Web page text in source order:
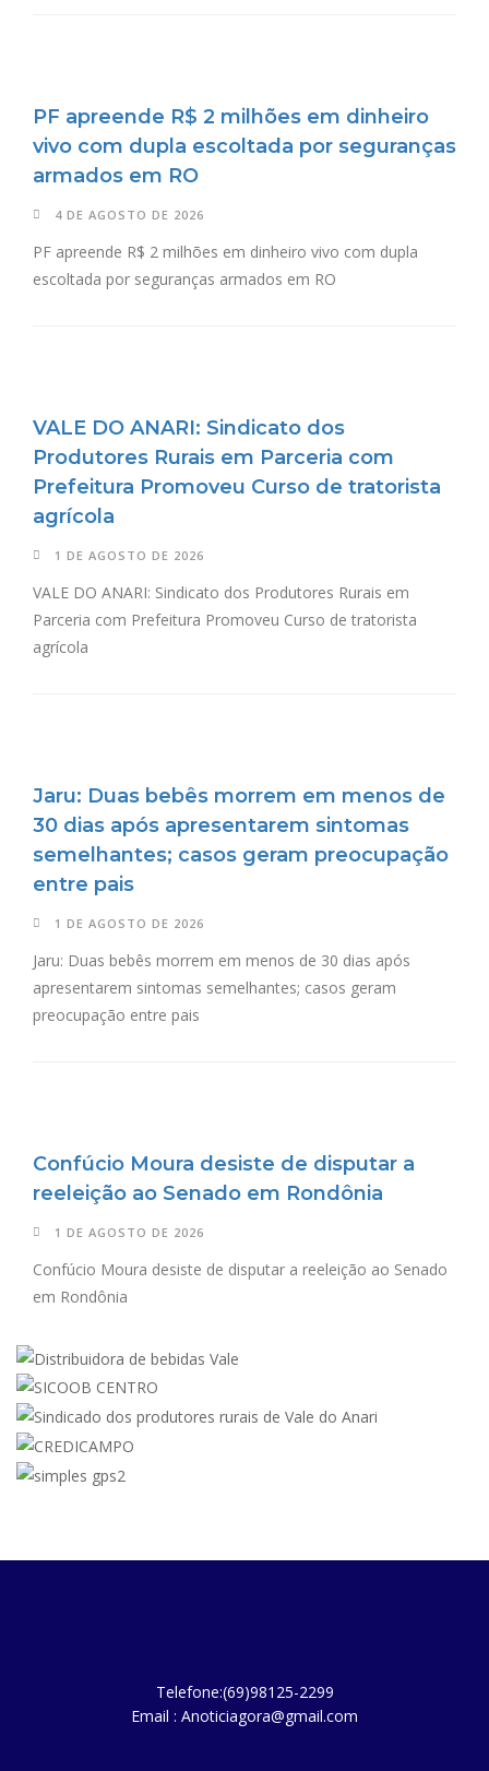
PF apreende R$ 2 milhões em dinheiro
vivo com dupla escoltada por seguranças
armados em RO
4 DE AGOSTO DE 2026
PF apreende R$ 2 milhões em dinheiro vivo com dupla
escoltada por seguranças armados em RO
VALE DO ANARI: Sindicato dos
Produtores Rurais em Parceria com
Prefeitura Promoveu Curso de tratorista
agrícola
1 DE AGOSTO DE 2026
VALE DO ANARI: Sindicato dos Produtores Rurais em
Parceria com Prefeitura Promoveu Curso de tratorista
agrícola
Jaru: Duas bebês morrem em menos de
30 dias após apresentarem sintomas
semelhantes; casos geram preocupação
entre pais
1 DE AGOSTO DE 2026
Jaru: Duas bebês morrem em menos de 30 dias após
apresentarem sintomas semelhantes; casos geram
preocupação entre pais
Confúcio Moura desiste de disputar a
reeleição ao Senado em Rondônia
1 DE AGOSTO DE 2026
Confúcio Moura desiste de disputar a reeleição ao Senado
em Rondônia
Telefone:(69)98125-2299
Email : Anoticiagora@gmail.com